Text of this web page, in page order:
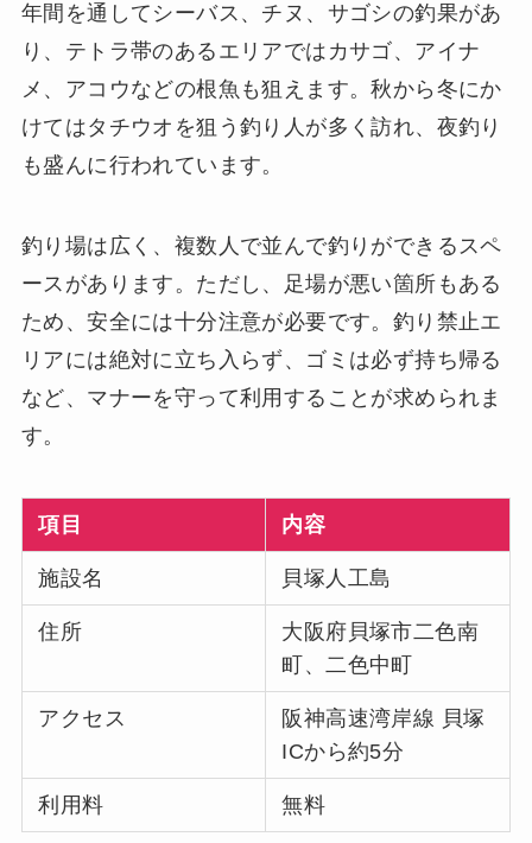
年間を通してシーバス、チヌ、サゴシの釣果があ
り、テトラ帯のあるエリアではカサゴ、アイナ
メ、アコウなどの根魚も狙えます。秋から冬にか
けてはタチウオを狙う釣り人が多く訪れ、夜釣り
も盛んに行われています。
釣り場は広く、複数人で並んで釣りができるスペ
ースがあります。ただし、足場が悪い箇所もある
ため、安全には十分注意が必要です。釣り禁止エ
リアには絶対に立ち入らず、ゴミは必ず持ち帰る
など、マナーを守って利用することが求められま
す。
項目 内容
施設名 貝塚人工島
住所
大阪府貝塚市二色南
町、二色中町
アクセス
阪神高速湾岸線 貝塚
ICから約5分
利用料 無料